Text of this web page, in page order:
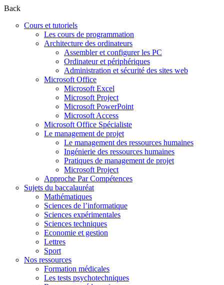
Back
Cours et tutoriels
Les cours de programmation
Architecture des ordinateurs
Assembler et configurer les PC
Ordinateur et périphériques
Administration et sécurité des sites web
Microsoft Office
Microsoft Excel
Microsoft Project
Microsoft PowerPoint
Microsoft Access
Microsoft Office Spécialiste
Le management de projet
Le management des ressources humaines
Ingénierie des ressources humaines
Pratiques de management de projet
Microsoft Project
Approche Par Compétences
Sujets du baccalauréat
Mathématiques
Sciences de l’informatique
Sciences expérimentales
Sciences techniques
Economie et gestion
Lettres
Sport
Nos ressources
Formation médicales
Les tests psychotechniques